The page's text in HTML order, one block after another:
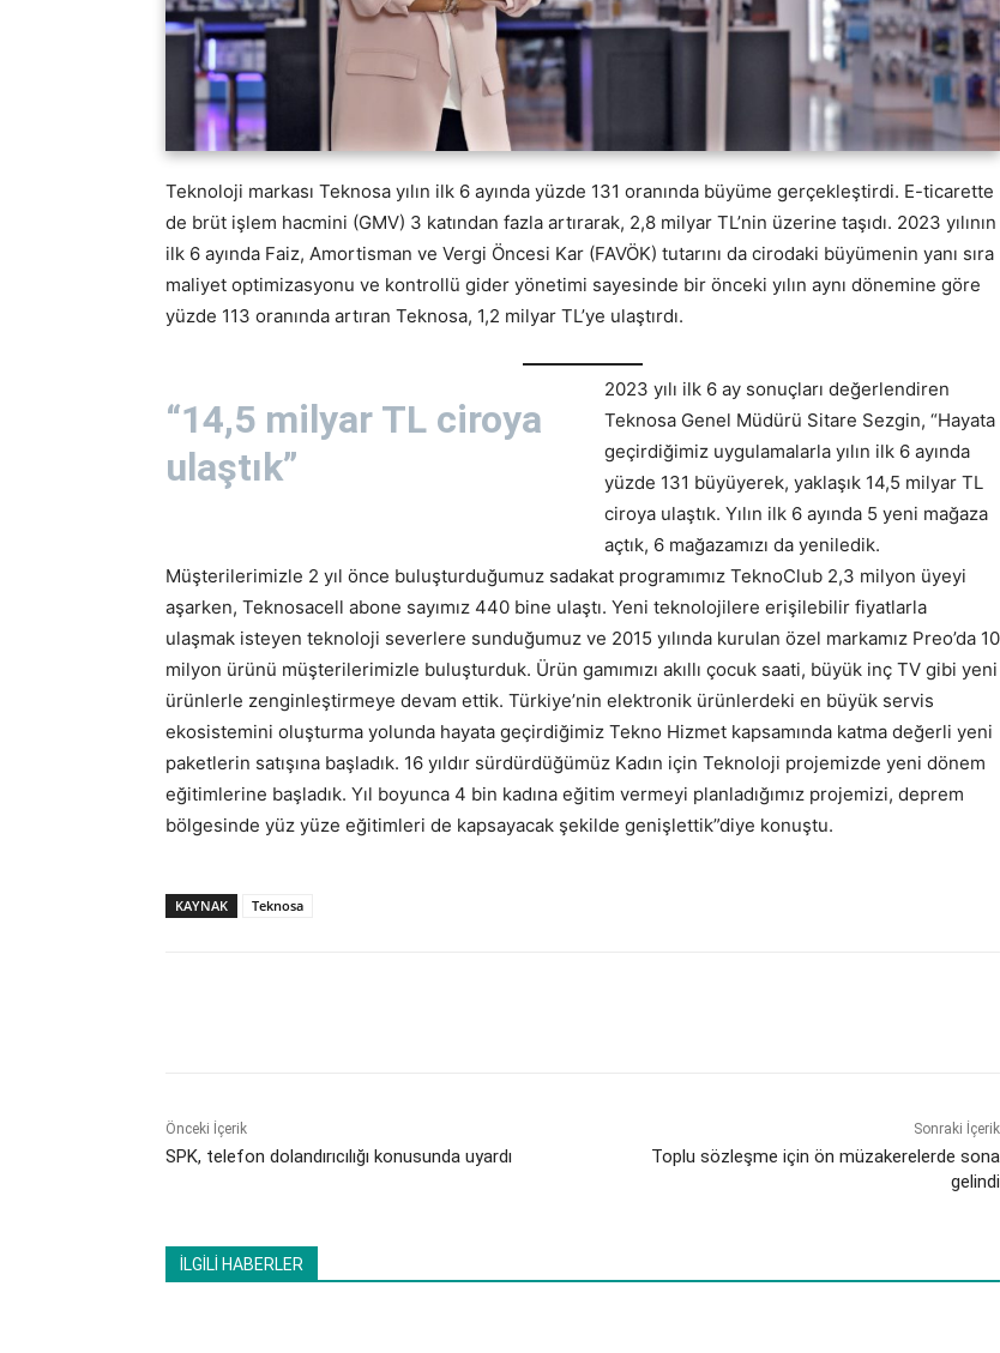
Teknoloji markası Teknosa yılın ilk 6 ayında yüzde 131 oranında büyüme gerçekleştirdi. E-ticarette
de brüt işlem hacmini (GMV) 3 katından fazla artırarak, 2,8 milyar TL’nin üzerine taşıdı. 2023 yılının
ilk 6 ayında Faiz, Amortisman ve Vergi Öncesi Kar (FAVÖK) tutarını da cirodaki büyümenin yanı sıra
maliyet optimizasyonu ve kontrollü gider yönetimi sayesinde bir önceki yılın aynı dönemine göre
yüzde 113 oranında artıran Teknosa, 1,2 milyar TL’ye ulaştırdı.
“14,5 milyar TL ciroya
ulaştık”
2023 yılı ilk 6 ay sonuçları değerlendiren
Teknosa Genel Müdürü Sitare Sezgin, “Hayata
geçirdiğimiz uygulamalarla yılın ilk 6 ayında
yüzde 131 büyüyerek, yaklaşık 14,5 milyar TL
ciroya ulaştık. Yılın ilk 6 ayında 5 yeni mağaza
açtık, 6 mağazamızı da yeniledik.
Müşterilerimizle 2 yıl önce buluşturduğumuz sadakat programımız TeknoClub 2,3 milyon üyeyi
aşarken, Teknosacell abone sayımız 440 bine ulaştı. Yeni teknolojilere erişilebilir fiyatlarla
ulaşmak isteyen teknoloji severlere sunduğumuz ve 2015 yılında kurulan özel markamız Preo’da 10
milyon ürünü müşterilerimizle buluşturduk. Ürün gamımızı akıllı çocuk saati, büyük inç TV gibi yeni
ürünlerle zenginleştirmeye devam ettik. Türkiye’nin elektronik ürünlerdeki en büyük servis
ekosistemini oluşturma yolunda hayata geçirdiğimiz Tekno Hizmet kapsamında katma değerli yeni
paketlerin satışına başladık. 16 yıldır sürdürdüğümüz Kadın için Teknoloji projemizde yeni dönem
eğitimlerine başladık. Yıl boyunca 4 bin kadına eğitim vermeyi planladığımız projemizi, deprem
bölgesinde yüz yüze eğitimleri de kapsayacak şekilde genişlettik”diye konuştu.
KAYNAK Teknosa
Önceki İçerik
SPK, telefon dolandırıcılığı konusunda uyardı
Sonraki İçerik
Toplu sözleşme için ön müzakerelerde sona
gelindi
İLGİLİ HABERLER